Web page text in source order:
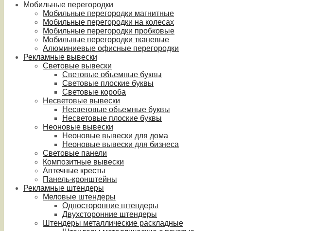
Мобильные перегородки
Мобильные перегородки магнитные
Мобильные перегородки на колесах
Мобильные перегородки пробковые
Мобильные перегородки тканевые
Алюминиевые офисные перегородки
Рекламные вывески
Световые вывески
Световые объемные буквы
Световые плоские буквы
Световые короба
Несветовые вывески
Несветовые объемные буквы
Несветовые плоские буквы
Неоновые вывески
Неоновые вывески для дома
Неоновые вывески для бизнеса
Световые панели
Композитные вывески
Аптечные кресты
Панель-кронштейны
Рекламные штендеры
Меловые штендеры
Односторонние штендеры
Двухсторонние штендеры
Штендеры металлические раскладные